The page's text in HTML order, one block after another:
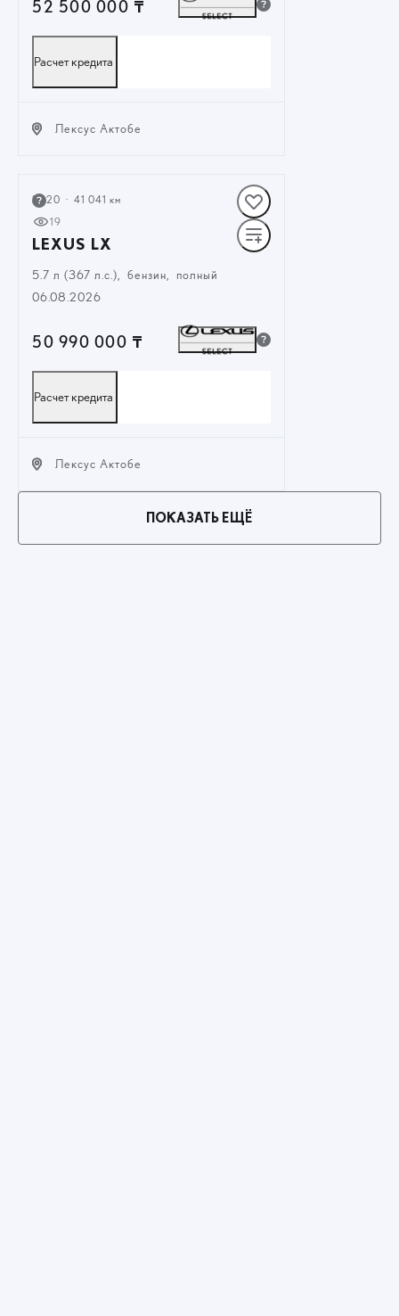
52 500 000 ₸
Расчет кредита
Лексус Актобе
ЗАКАЗАТЬ ЗВОНОК
2020 · 41 041 км
19
LEXUS LX
5.7 л (367 л.с.), бензин, полный
06.08.2026
50 990 000 ₸
Расчет кредита
Лексус Актобе
ПОКАЗАТЬ ЕЩЁ